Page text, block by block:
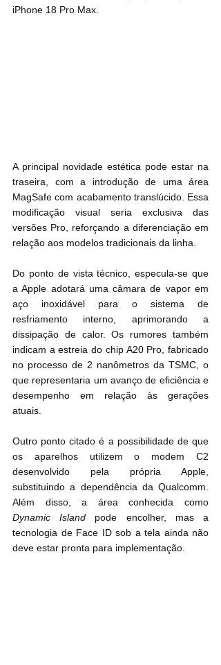
iPhone 18 Pro Max.
A principal novidade estética pode estar na
traseira, com a introdução de uma área
MagSafe com acabamento translúcido. Essa
modificação visual seria exclusiva das
versões Pro, reforçando a diferenciação em
relação aos modelos tradicionais da linha.
Do ponto de vista técnico, especula-se que
a Apple adotará uma câmara de vapor em
aço inoxidável para o sistema de
resfriamento interno, aprimorando a
dissipação de calor. Os rumores também
indicam a estreia do chip A20 Pro, fabricado
no processo de 2 nanômetros da TSMC, o
que representaria um avanço de eficiência e
desempenho em relação às gerações
atuais.
Outro ponto citado é a possibilidade de que
os aparelhos utilizem o modem C2
desenvolvido pela própria Apple,
substituindo a dependência da Qualcomm.
Dynamic Island pode encolher, mas a
tecnologia de Face ID sob a tela ainda não
deve estar pronta para implementação.